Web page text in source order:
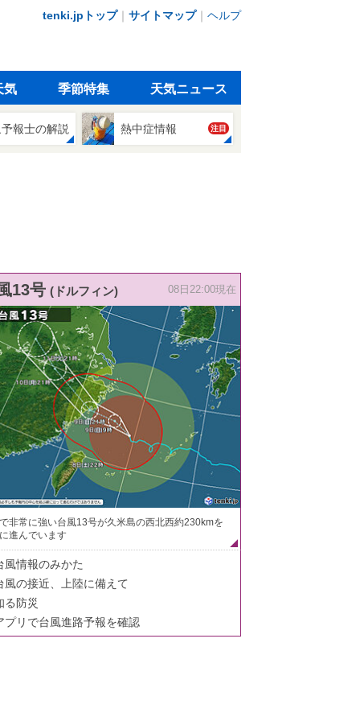
tenki.jpトップ｜ サイトマップ｜ ヘルプ
気 季節特集 天気ニュース
報士の解説 熱中症情報 注目
13号 (ドルフィン) 08日22:00現在
非常に強い台風13号が久米島の西北西約230kmを
進んでいます
風情報のみかた
風の接近、上陸に備えて
る防災
プリで台風進路予報を確認